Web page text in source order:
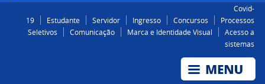
Covid-
19
Estudante Servidor Ingresso Concursos
Processos
Seletivos
Comunicação Marca e Identidade Visual
Acesso a
sistemas